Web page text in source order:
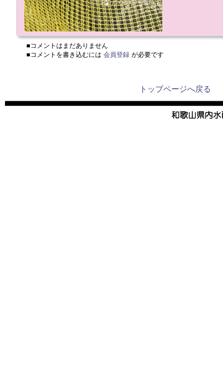
■コメントはまだありません
■コメントを書き込むには 会員登録 が必要です
トップページへ戻る